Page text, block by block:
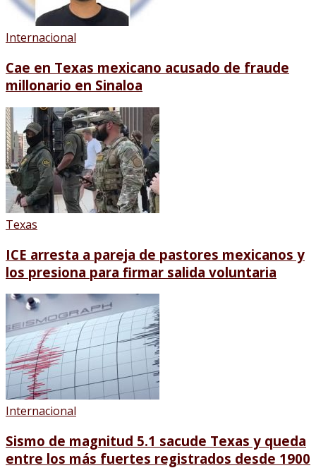
Internacional
Cae en Texas mexicano acusado de fraude
millonario en Sinaloa
Texas
ICE arresta a pareja de pastores mexicanos y
los presiona para firmar salida voluntaria
Internacional
Sismo de magnitud 5.1 sacude Texas y queda
entre los más fuertes registrados desde 1900